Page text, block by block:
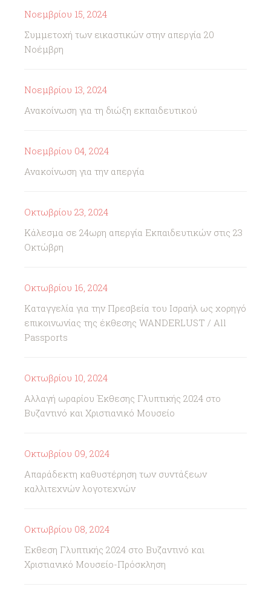
Νοεμβρίου 15, 2024
Συμμετοχή των εικαστικών στην απεργία 20
Νοέμβρη
Νοεμβρίου 13, 2024
Ανακοίνωση για τη διώξη εκπαιδευτικού
Νοεμβρίου 04, 2024
Ανακοίνωση για την απεργία
Οκτωβρίου 23, 2024
Κάλεσμα σε 24ωρη απεργία Εκπαιδευτικών στις 23
Οκτώβρη
Οκτωβρίου 16, 2024
Καταγγελία για την Πρεσβεία του Ισραήλ ως χορηγό
επικοινωνίας της έκθεσης WANDERLUST / All
Passports
Οκτωβρίου 10, 2024
Αλλαγή ωραρίου Έκθεσης Γλυπτικής 2024 στο
Βυζαντινό και Χριστιανικό Μουσείο
Οκτωβρίου 09, 2024
Απαράδεκτη καθυστέρηση των συντάξεων
καλλιτεχνών λογοτεχνών
Οκτωβρίου 08, 2024
Έκθεση Γλυπτικής 2024 στο Βυζαντινό και
Χριστιανικό Μουσείο-Πρόσκληση